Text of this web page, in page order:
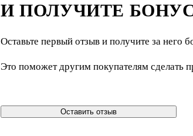
И ПОЛУЧИТЕ
Оставьте первый отзыв и получите за него
Это поможет другим покупателям сделать
Оставить отзыв